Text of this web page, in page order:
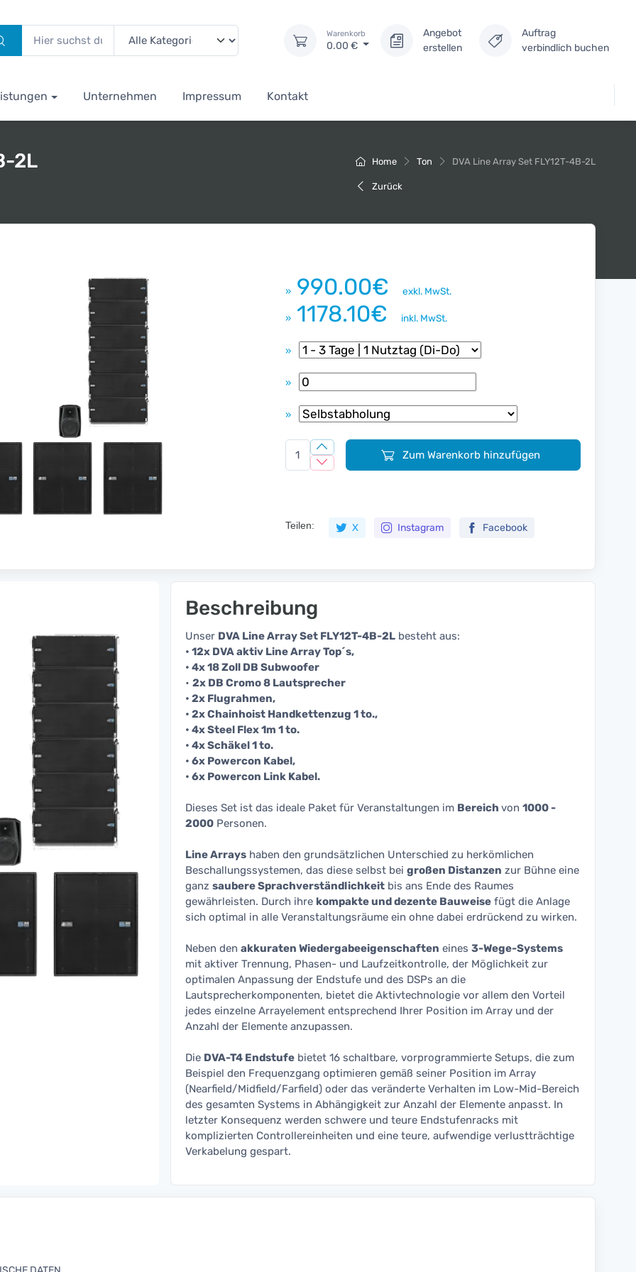
Warenkorb
0.00 €
Angebot
erstellen
Auftrag
verbindlich buchen
Unternehmen Impressum Kontakt
Home Ton DVA Line Array Set FLY12T-4B-2L
Zurück
2L
» 990.00€ exkl. MwSt.
» 1178.10€ inkl. MwSt.
»
»
»
Zum Warenkorb hinzufügen
Teilen: X Instagram Facebook
Beschreibung
Unser DVA Line Array Set FLY12T-4B-2L besteht aus:
• 12x DVA aktiv Line Array Top´s,
• 4x 18 Zoll DB Subwoofer
• 2x DB Cromo 8 Lautsprecher
• 2x Flugrahmen,
• 2x Chainhoist Handkettenzug 1 to.,
• 4x Steel Flex 1m 1 to.
• 4x Schäkel 1 to.
• 6x Powercon Kabel,
• 6x Powercon Link Kabel.
Dieses Set ist das ideale Paket für Veranstaltungen im Bereich von 1000 -
2000 Personen.
Line Arrays haben den grundsätzlichen Unterschied zu herkömlichen
Beschallungssystemen, das diese selbst bei großen Distanzen zur Bühne eine
ganz saubere Sprachverständlichkeit bis ans Ende des Raumes
gewährleisten. Durch ihre kompakte und dezente Bauweise fügt die Anlage
sich optimal in alle Veranstaltungsräume ein ohne dabei erdrückend zu wirken.
Neben den akkuraten Wiedergabeeigenschaften eines 3-Wege-Systems
mit aktiver Trennung, Phasen- und Laufzeitkontrolle, der Möglichkeit zur
optimalen Anpassung der Endstufe und des DSPs an die
Lautsprecherkomponenten, bietet die Aktivtechnologie vor allem den Vorteil
jedes einzelne Arrayelement entsprechend Ihrer Position im Array und der
Anzahl der Elemente anzupassen.
Die DVA-T4 Endstufe bietet 16 schaltbare, vorprogrammierte Setups, die zum
Beispiel den Frequenzgang optimieren gemäß seiner Position im Array
(Nearfield/Midfield/Farfield) oder das veränderte Verhalten im Low-Mid-Bereich
des gesamten Systems in Abhängigkeit zur Anzahl der Elemente anpasst. In
letzter Konsequenz werden schwere und teure Endstufenracks mit
komplizierten Controllereinheiten und eine teure, aufwendige verlustträchtige
Verkabelung gespart.